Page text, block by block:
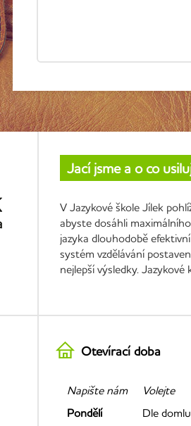
Jací jsme a o co
V Jazykové škole Jílek
abyste dosáhli
jazyka dlouhodobě
systém vzdělávání
nejlepší výsledky.
Otevírací doba
Napište nám
Volejte
Pondělí
Dle